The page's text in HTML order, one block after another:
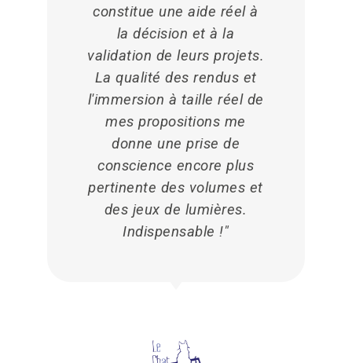
constitue une aide réel à
la décision et à la
validation de leurs projets.
La qualité des rendus et
l'immersion à taille réel de
mes propositions me
donne une prise de
conscience encore plus
pertinente des volumes et
des jeux de lumières.
Indispensable !"